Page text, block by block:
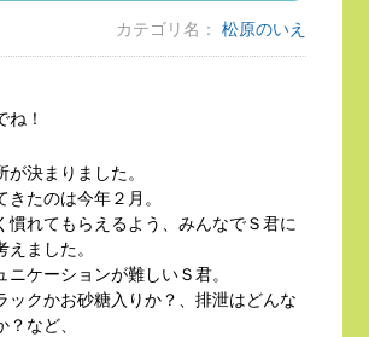
カテゴリ名： 松原のいえ
！
が決まりました。
たのは今年２月。
慣れてもらえるよう、みんなでＳ君に
ました。
ケーションが難しいＳ君。
ックかお砂糖入りか？、排泄はどんな
など、